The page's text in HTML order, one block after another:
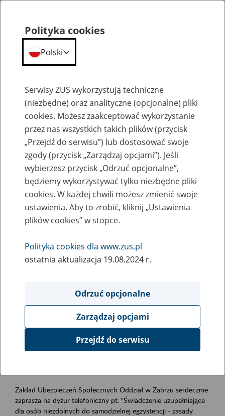
Szkolenia
Dyżur telefoniczny- Świadczenia
uzupełniające dla osób niezdolnych do
samodzielnej egzystencji- zasady
przyznawania i dokumentowania.
Obszar merytoryczny
Świadczenia uzupełniające dla osób niezdolnych do
samodzielnej egzystencji.
Zakład Ubezpieczeń Społecznych Oddział w Zabrzu serdecznie
zaprasza na dyżur telefoniczny pt. "Świadczenie uzupełniające
dla osób niezdolnych do samodzielnej egzystencji - zasady
Polityka cookies
Polski
Serwisy ZUS wykorzystują techniczne
(niezbędne) oraz analityczne (opcjonalne) pliki
cookies. Możesz zaakceptować wykorzystanie
przez nas wszystkich takich plików (przycisk
„Przejdź do serwisu”) lub dostosować swoje
zgody (przycisk „Zarządzaj opcjami”). Jeśli
wybierzesz przycisk „Odrzuć opcjonalne”,
będziemy wykorzystywać tylko niezbędne pliki
cookies. W każdej chwili możesz zmienić swoje
ustawienia. Aby to zrobić, kliknij „Ustawienia
plików cookies” w stopce.
Polityka cookies dla www.zus.pl
ostatnia aktualizacja 19.08.2024 r.
Odrzuć opcjonalne
Zarządzaj opcjami
Przejdź do serwisu